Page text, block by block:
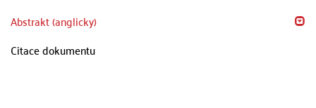
Abstrakt (anglicky)
Citace dokumentu